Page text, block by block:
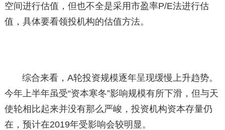
空间进行估值，但也不全是采用市盈率P/E法进行估
值，具体要看领投机构的估值方法。
综合来看，A轮投资规模逐年呈现缓慢上升趋势。
今年上半年虽受“资本寒冬”影响规模有所下滑，但与天
使轮相比起来并没有那么严峻，投资机构资本存量仍
在，预计在2019年受影响会较明显。